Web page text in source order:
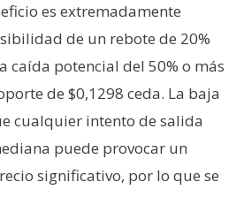
es extremadamente
de un rebote de 20%
caída potencial del 50% o más
de $0,1298 ceda. La baja
cualquier intento de salida
puede provocar un
significativo, por lo que se